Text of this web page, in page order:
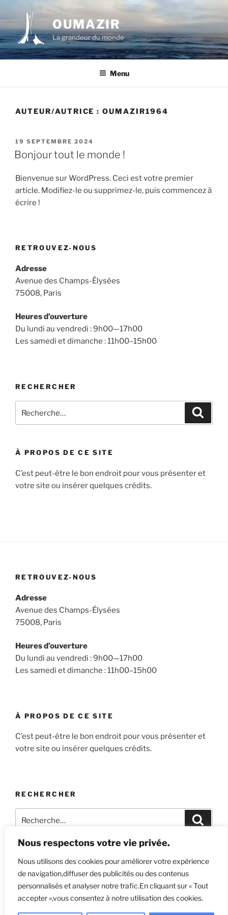
Nous respectons votre vie privée.
Nous utilisons des cookies pour améliorer votre expérience
de navigation,diffuser des publicités ou des contenus
personnalisés et analyser notre trafic.En cliquant sur « Tout
accepter »,vous consentez à notre utilisation des cookies.
au
contenu
principal
OUMAZIR
La grandeur du monde
Menu
AUTEUR/AUTRICE :OUMAZIR1964
PUBLIÉ
LE
19 SEPTEMBRE 2024
Bonjour tout le monde !
Bienvenue sur WordPress. Ceci est votre premier
article. Modifiez-le ou supprimez-le, puis commencez à
écrire !
RETROUVEZ-NOUS
Adresse
Avenue des Champs-Élysées
75008, Paris
Heures d’ouverture
Du lundi au vendredi : 9h00—17h00
Les samedi et dimanche : 11h00–15h00
RECHERCHER
pour
À PROPOS DE CE SITE
C’est peut-être le bon endroit pour vous présenter et
votre site ou insérer quelques crédits.
RETROUVEZ-NOUS
Adresse
Avenue des Champs-Élysées
75008, Paris
Heures d’ouverture
Du lundi au vendredi : 9h00—17h00
Les samedi et dimanche : 11h00–15h00
À PROPOS DE CE SITE
C’est peut-être le bon endroit pour vous présenter et
votre site ou insérer quelques crédits.
RECHERCHER
pour
Yelp FacebookTwitterInstagram
E-
mail